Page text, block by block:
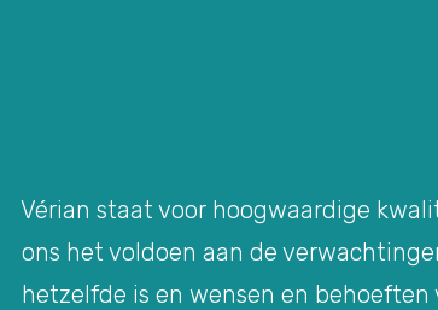
Vérian staat voor hoogwaardige
ons het voldoen aan de
hetzelfde is en wensen en